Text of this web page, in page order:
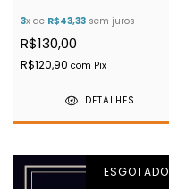
3x de R$43,33 sem juros
R$130,00
R$120,90 com Pix
DETALHES
ESGOTADO